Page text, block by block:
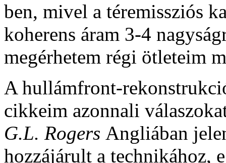
ben, mivel a téremissziós
koherens áram 3-4
megérhetem régi ötleteim
A hullámfront-
cikkeim azonnali
G.L. Rogers Angliában
hozzájárult a technikához,